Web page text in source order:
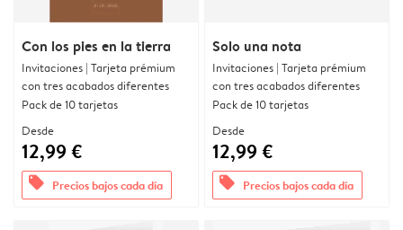
Con los pies en la tierra
Invitaciones | Tarjeta prémium
con tres acabados diferentes
Pack de 10 tarjetas
Desde
12,99 €
offers Precios bajos cada día
Solo una nota
Invitaciones | Tarjeta prémium
con tres acabados diferentes
Pack de 10 tarjetas
Desde
12,99 €
offers Precios bajos cada día